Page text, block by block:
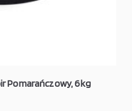
Pomarańczowy, 6kg